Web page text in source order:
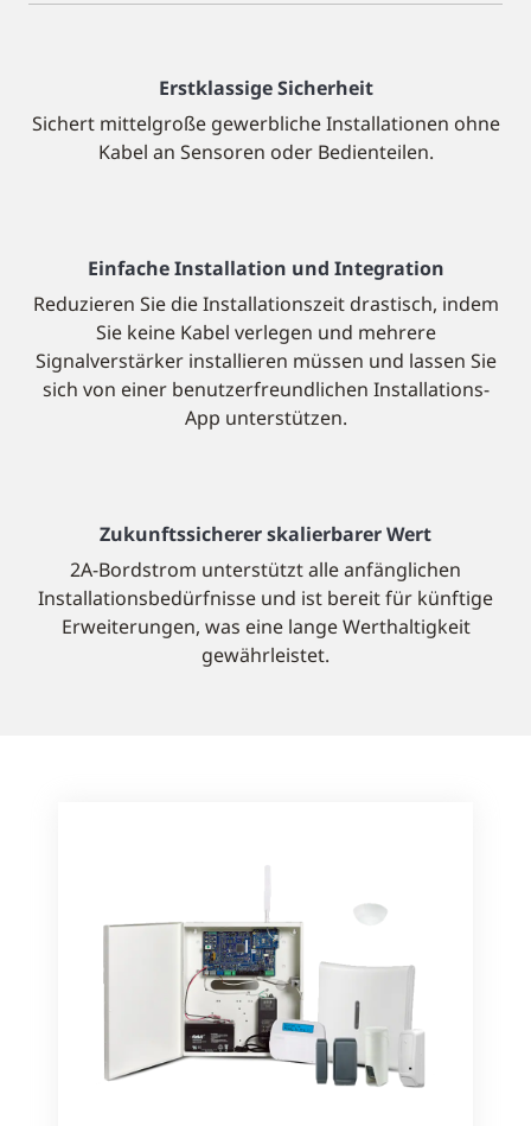
Erstklassige Sicherheit
Sichert mittelgroße gewerbliche Installationen ohne
Kabel an Sensoren oder Bedienteilen.
Einfache Installation und Integration
Reduzieren Sie die Installationszeit drastisch, indem
Sie keine Kabel verlegen und mehrere
Signalverstärker installieren müssen und lassen Sie
sich von einer benutzerfreundlichen Installations-
App unterstützen.
Zukunftssicherer skalierbarer Wert
2A-Bordstrom unterstützt alle anfänglichen
Installationsbedürfnisse und ist bereit für künftige
Erweiterungen, was eine lange Werthaltigkeit
gewährleistet.